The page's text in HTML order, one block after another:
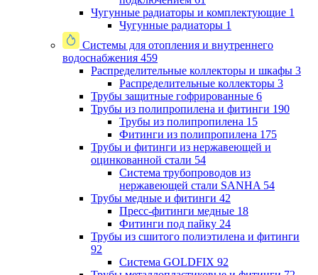
Чугунные радиаторы и комплектующие 1
Чугунные радиаторы 1
Системы для отопления и внутреннего
водоснабжения 459
Распределительные коллекторы и шкафы 3
Распределительные коллекторы 3
Трубы защитные гофрированные 6
Трубы из полипропилена и фитинги 190
Трубы из полипропилена 15
Фитинги из полипропилена 175
Трубы и фитинги из нержавеющей и
оцинкованной стали 54
Система трубопроводов из
нержавеющей стали SANHA 54
Трубы медные и фитинги 42
Пресс-фитинги медные 18
Фитинги под пайку 24
Трубы из сшитого полиэтилена и фитинги
92
Система GOLDFIX 92